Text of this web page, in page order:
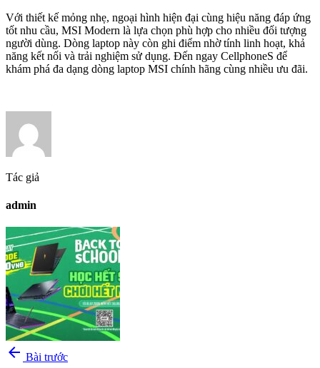
Với thiết kế mỏng nhẹ, ngoại hình hiện đại cùng hiệu năng đáp ứng
tốt nhu cầu, MSI Modern là lựa chọn phù hợp cho nhiều đối tượng
người dùng. Dòng laptop này còn ghi điểm nhờ tính linh hoạt, khả
năng kết nối và trải nghiệm sử dụng. Đến ngay CellphoneS để
khám phá đa dạng dòng laptop MSI chính hãng cùng nhiều ưu đãi.
Tác giả
admin
arrow_back Bài trước